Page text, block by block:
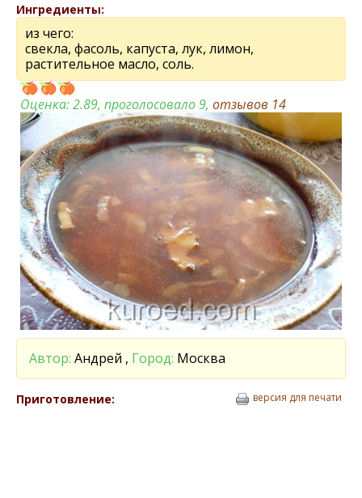
Ингредиенты:
из чего:
свекла, фасоль, капуста, лук, лимон,
растительное масло, соль.
Оценка:2.89, проголосовало 9, отзывов 14
Автор: Андрей , Город: Москва
Приготовление: версия для печати